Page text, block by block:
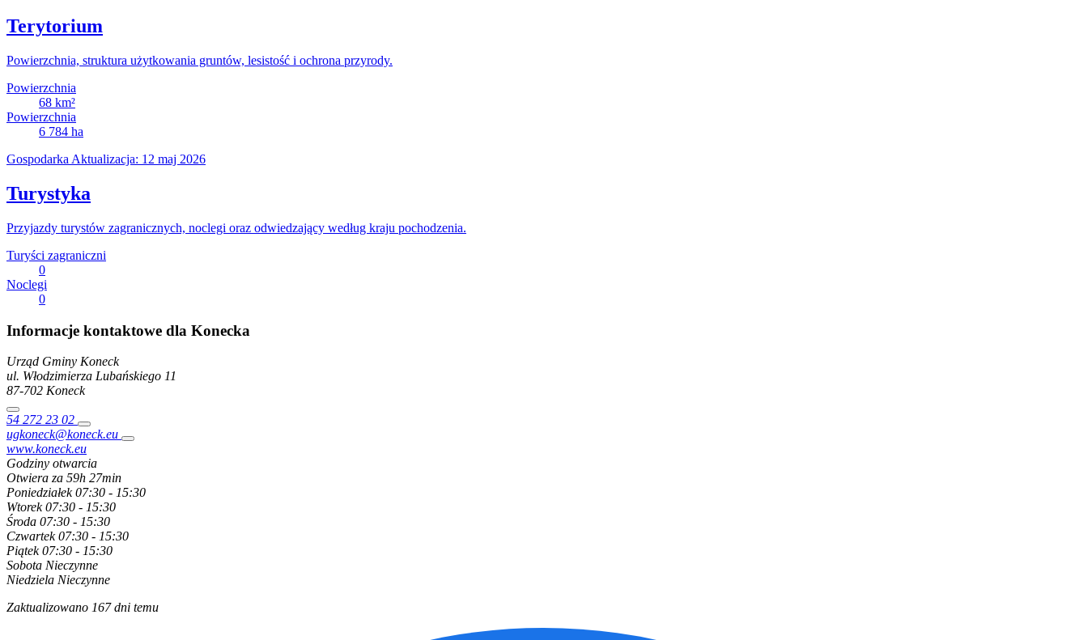
Terytorium
Powierzchnia, struktura użytkowania gruntów, lesistość i ochrona przyrody.
Powierzchnia
68 km²
Powierzchnia
6 784 ha
Gospodarka Aktualizacja: 12 maj 2026
Turystyka
Przyjazdy turystów zagranicznych, noclegi oraz odwiedzający według kraju pochodzenia.
Turyści zagraniczni
0
Noclegi
0
Informacje kontaktowe dla Konecka
Urząd Gminy Koneck
ul. Włodzimierza Lubańskiego 11
87-702 Koneck
54 272 23 02
ugkoneck@koneck.eu
www.koneck.eu
Godziny otwarcia
Otwiera za 59h 27min
Poniedziałek 07:30 - 15:30
Wtorek 07:30 - 15:30
Środa 07:30 - 15:30
Czwartek 07:30 - 15:30
Piątek 07:30 - 15:30
Sobota Nieczynne
Niedziela Nieczynne
Zaktualizowano 167 dni temu